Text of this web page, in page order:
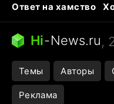
Ответ на хамство
Бензин 100 и 95
Следующая пандемия
Hi-News.ru,
Темы Авторы
Реклама